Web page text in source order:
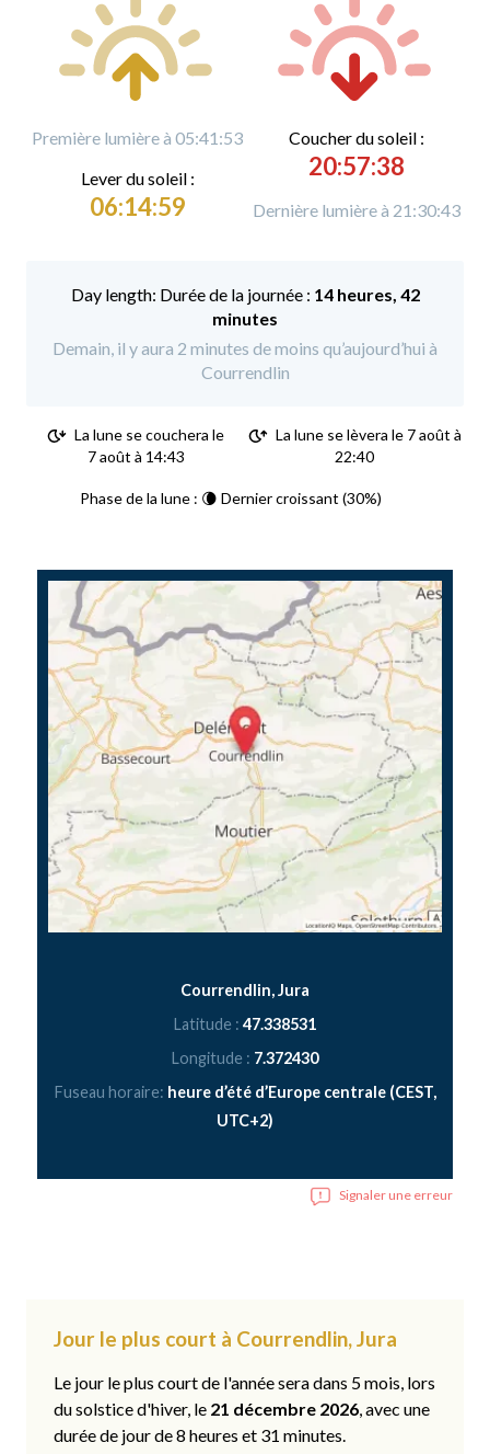
Première lumière à 05:41:53
Lever du soleil :
06:14:59
Coucher du soleil :
20:57:38
Dernière lumière à 21:30:43
Durée de la journée : 14 heures, 42
minutes
Demain, il y aura 2 minutes de moins qu’aujourd’hui à
Courrendlin
La lune se couchera le
7 août à 14:43
La lune se lèvera le 7 août à
22:40
Phase de la lune : 🌘 Dernier croissant (30%)
Courrendlin, Jura
Latitude : 47.338531
Longitude : 7.372430
Fuseau horaire: heure d’été d’Europe centrale (CEST,
UTC+2)
Signaler une erreur
Jour le plus court à Courrendlin, Jura
Le jour le plus court de l'année sera dans 5 mois, lors
du solstice d'hiver, le 21 décembre 2026, avec une
durée de jour de 8 heures et 31 minutes.